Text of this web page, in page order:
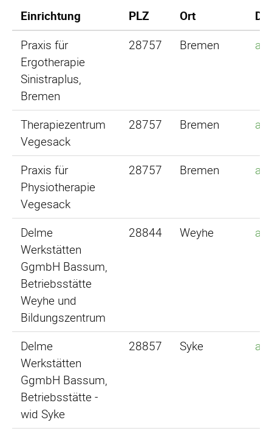
Einrichtung PLZ Ort
Praxis für
Ergotherapie
Sinistraplus,
Bremen
28757 Bremen
Therapiezentrum
Vegesack
28757 Bremen
Praxis für
Physiotherapie
Vegesack
28757 Bremen
Delme
Werkstätten
GgmbH Bassum,
Betriebsstätte
Weyhe und
Bildungszentrum
28844 Weyhe
Delme
Werkstätten
GgmbH Bassum,
Betriebsstätte -
wid Syke
28857 Syke